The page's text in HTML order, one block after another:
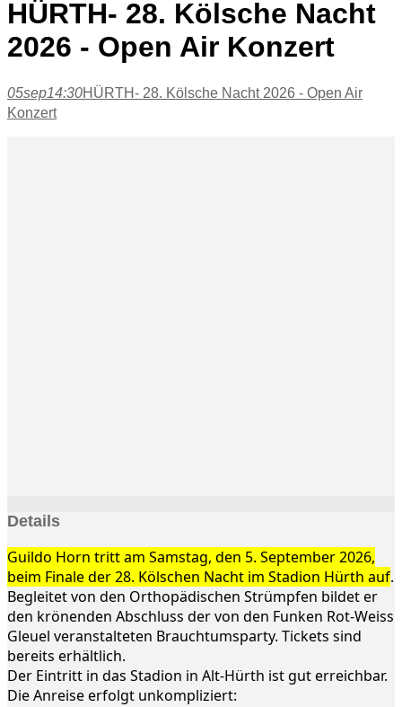
HÜRTH- 28. Kölsche Nacht
2026 - Open Air Konzert
05sep14:30HÜRTH- 28. Kölsche Nacht 2026 - Open Air
Konzert
Details
Guildo Horn tritt am Samstag, den 5. September 2026,
beim Finale der 28. Kölschen Nacht im Stadion Hürth auf.
Begleitet von den Orthopädischen Strümpfen bildet er
den krönenden Abschluss der von den Funken Rot-Weiss
Gleuel veranstalteten Brauchtumsparty. Tickets sind
bereits erhältlich.
Der Eintritt in das Stadion in Alt-Hürth ist gut erreichbar.
Die Anreise erfolgt unkompliziert: